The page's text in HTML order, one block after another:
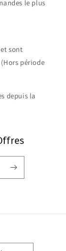
le plus
sont
période
depuis la